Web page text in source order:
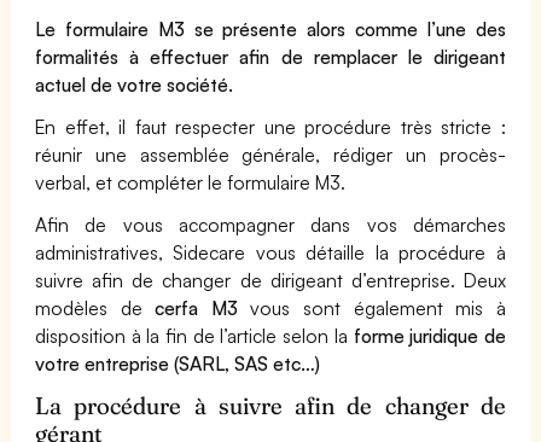
Le formulaire M3 se présente alors comme l’une des
formalités à effectuer afin de remplacer le dirigeant
actuel de votre société.
En effet, il faut respecter une procédure très stricte :
réunir une assemblée générale, rédiger un procès-
verbal, et compléter le formulaire M3.
Afin de vous accompagner dans vos démarches
administratives, Sidecare vous détaille la procédure à
suivre afin de changer de dirigeant d’entreprise. Deux
modèles de cerfa M3vous sont également mis à
disposition à la fin de l’article selon la forme juridique de
votre entreprise (SARL, SAS etc…)
La procédure à suivre afin de changer de
gérant